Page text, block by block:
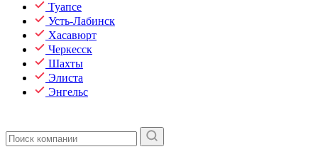
Туапсе
Усть-Лабинск
Хасавюрт
Черкесск
Шахты
Элиста
Энгельс